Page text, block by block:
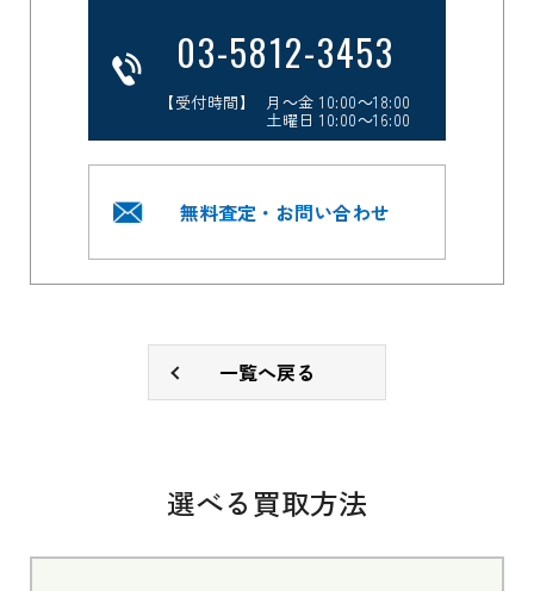
03-5812-3453
【受付時間】 月～金 10:00～18:00
土曜日 10:00～16:00
無料査定・お問い合わせ
一覧へ戻る
選べる買取方法